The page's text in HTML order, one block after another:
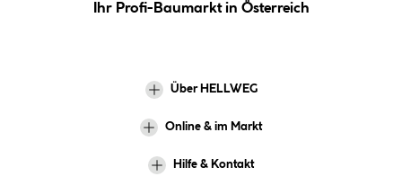
Ihr Profi-Baumarkt in Österreich
Über HELLWEG
Online & im Markt
Hilfe & Kontakt